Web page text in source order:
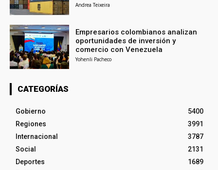
Andrea Teixeira
Empresarios colombianos analizan
oportunidades de inversión y
comercio con Venezuela
Yohenli Pacheco
CATEGORÍAS
Gobierno
5400
Regiones
3991
Internacional
3787
Social
2131
Deportes
1689